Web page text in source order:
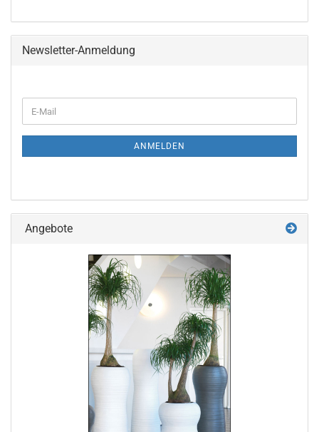
Newsletter-Anmeldung
ZUR
E-
Mail
ANMELDEN
Angebote